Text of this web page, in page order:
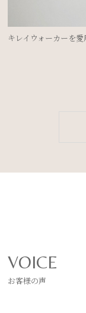
ドレスを着るのにブ
VOICE
お客様の声